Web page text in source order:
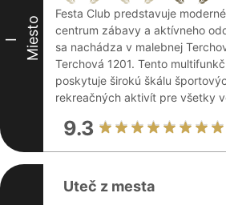
I Miesto
Festa Club predstavuje
centrum zábavy a aktívneho
sa nachádza v malebnej
Terchová 1201. Tento
poskytuje širokú škálu
rekreačných aktivít pre všetky
9.3
Uteč z mesta